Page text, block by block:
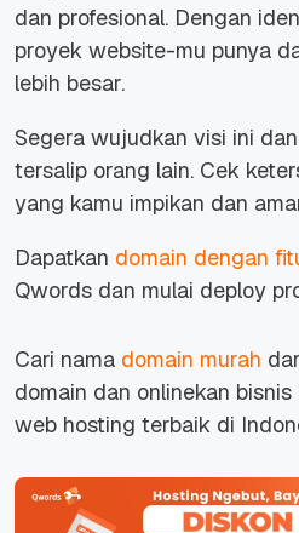
dan profesional. Dengan
proyek website-mu punya
lebih besar.
Segera wujudkan visi ini
tersalip orang lain. Cek
yang kamu impikan dan
Dapatkan domain dengan
Qwords dan mulai deploy
Cari nama domain murah
domain dan onlinekan
web hosting terbaik di